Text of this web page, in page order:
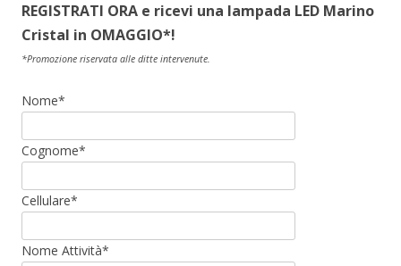
REGISTRATI ORA e ricevi una lampada LED Marino
Cristal in OMAGGIO*!
*Promozione riservata alle ditte intervenute.
Nome*
Cognome*
Cellulare*
Nome Attività*